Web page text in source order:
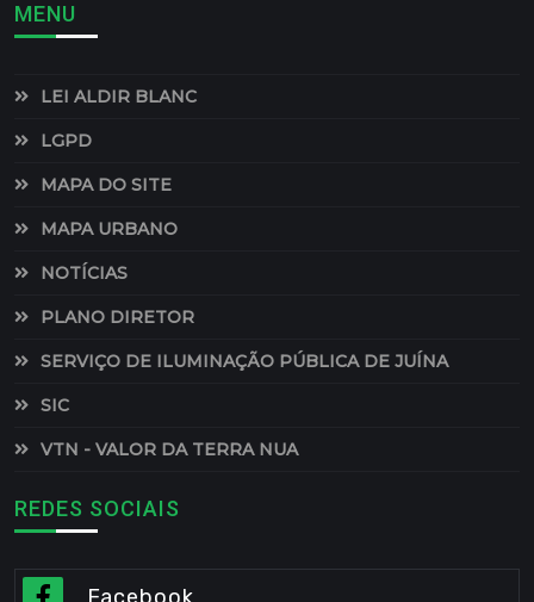
MENU
LEI ALDIR BLANC
LGPD
MAPA DO SITE
MAPA URBANO
NOTÍCIAS
PLANO DIRETOR
SERVIÇO DE ILUMINAÇÃO PÚBLICA DE JUÍNA
SIC
VTN - VALOR DA TERRA NUA
REDES SOCIAIS